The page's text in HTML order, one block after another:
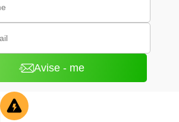
Avise - me